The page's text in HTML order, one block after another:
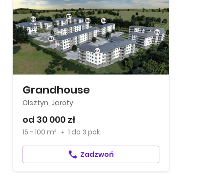
Grandhouse
Olsztyn, Jaroty
od 30 000 zł
15 - 100 m² 1 do 3 pok.
Zadzwoń